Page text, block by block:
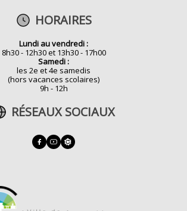
HORAIRES
Lundi au vendredi :
8h30 - 12h30 et 13h30 - 17h00
Samedi :
les 2e et 4e samedis
(hors vacances scolaires)
9h - 12h
RÉSEAUX SOCIAUX